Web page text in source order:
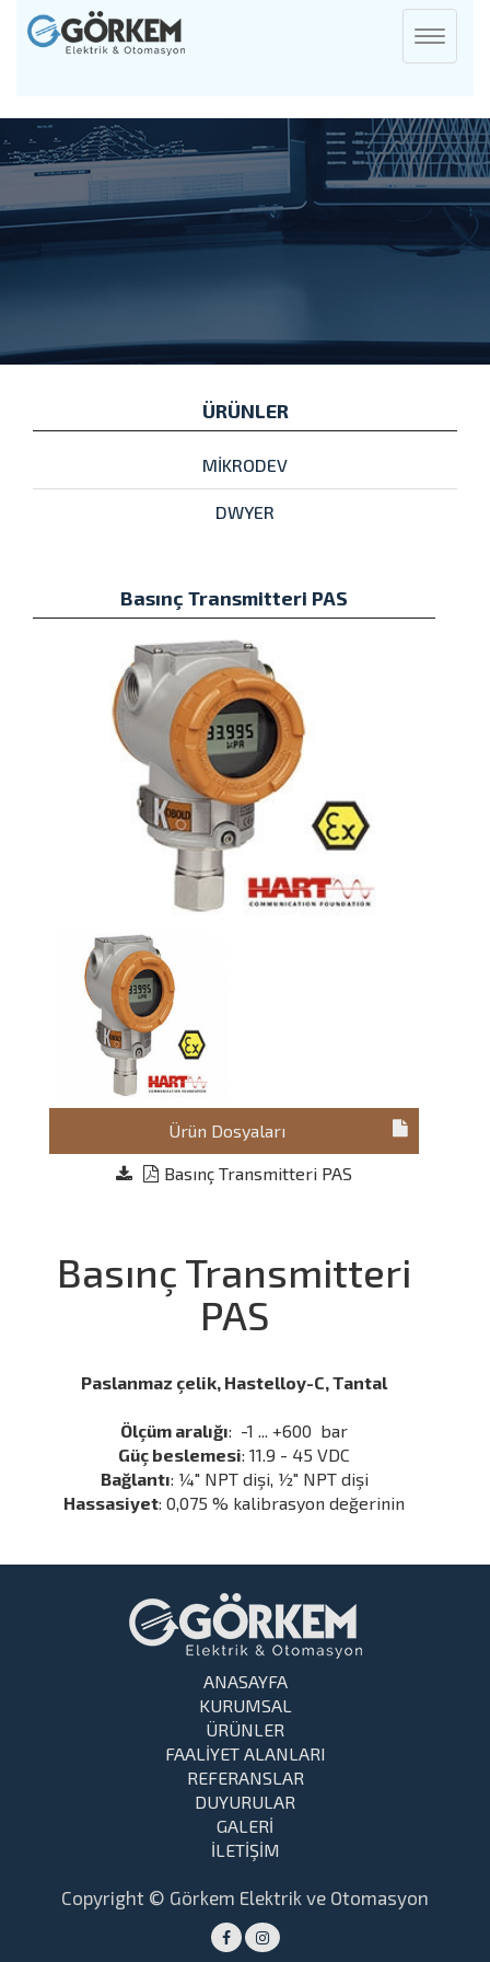
Toggle
ÜRÜNLER
MİKRODEV
DWYER
Basınç Transmitteri PAS
Ürün Dosyaları
Basınç Transmitteri PAS
Basınç Transmitteri
PAS
Paslanmaz çelik, Hastelloy-C, Tantal
Ölçüm aralığı: -1 ... +600 bar
Güç beslemesi: 11.9 - 45 VDC
Bağlantı: ¼" NPT dişi, ½" NPT dişi
Hassasiyet: 0,075 % kalibrasyon değerinin
ANASAYFA
KURUMSAL
ÜRÜNLER
FAALİYET ALANLARI
REFERANSLAR
DUYURULAR
GALERİ
İLETİŞİM
Copyright © Görkem Elektrik ve Otomasyon